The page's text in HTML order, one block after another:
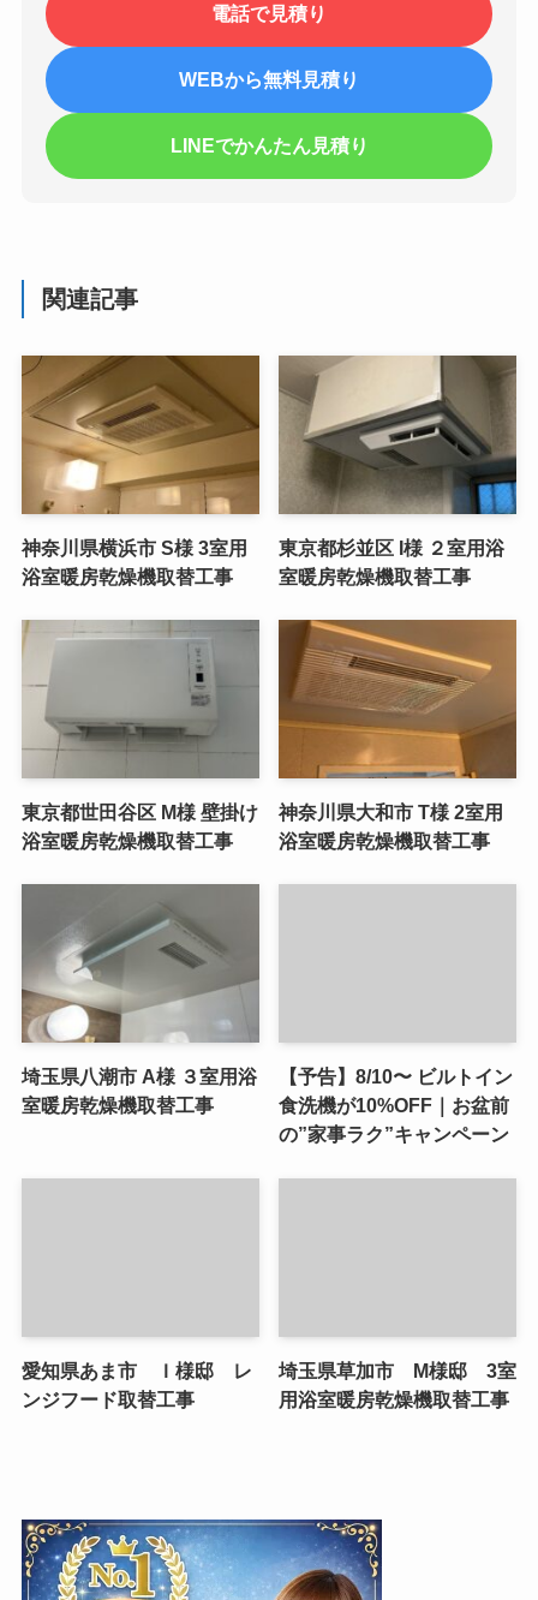
電話で見積り
WEBから無料見積り
LINEでかんたん見積り
関連記事
神奈川県横浜市 S様 3室用
浴室暖房乾燥機取替工事
東京都杉並区 I様 ２室用浴
室暖房乾燥機取替工事
東京都世田谷区 M様 壁掛け
浴室暖房乾燥機取替工事
神奈川県大和市 T様 2室用
浴室暖房乾燥機取替工事
埼玉県八潮市 A様 ３室用浴
室暖房乾燥機取替工事
【予告】8/10〜 ビルトイン
食洗機が10%OFF｜お盆前
の”家事ラク”キャンペーン
愛知県あま市 Ｉ様邸 レ
ンジフード取替工事
埼玉県草加市 M様邸 3室
用浴室暖房乾燥機取替工事